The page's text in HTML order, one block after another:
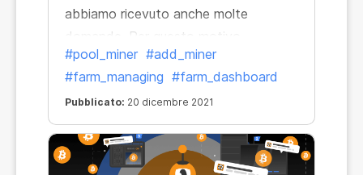
abbiamo ricevuto anche molte
domande. Per questo motivo,
scopriamo di più cosa sono i Pool
Miner e come iniziare ad usarli per
guadagnare fin dall'inizio
#pool_miner #add_miner
#farm_managing #farm_dashboard
Pubblicato: 20 dicembre 2021